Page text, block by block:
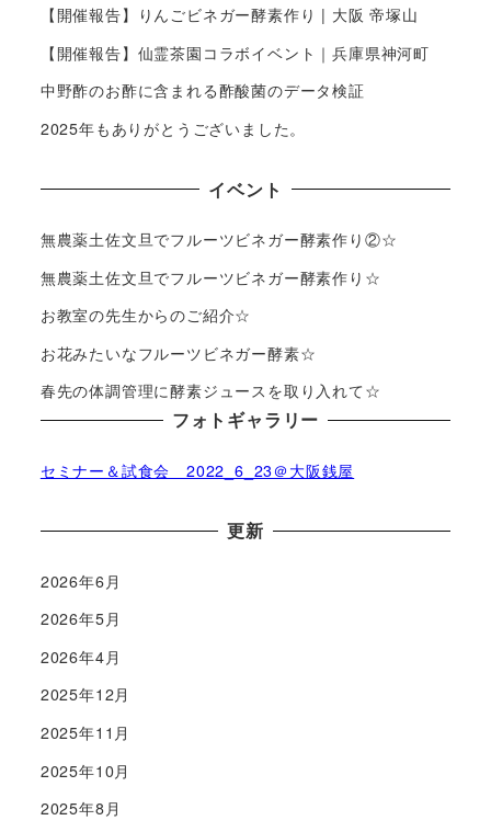
【開催報告】りんごビネガー酵素作り | 大阪 帝塚山
【開催報告】仙霊茶園コラボイベント｜兵庫県神河町
中野酢のお酢に含まれる酢酸菌のデータ検証
2025年もありがとうございました。
イベント
無農薬土佐文旦でフルーツビネガー酵素作り②☆
無農薬土佐文旦でフルーツビネガー酵素作り☆
お教室の先生からのご紹介☆
お花みたいなフルーツビネガー酵素☆
春先の体調管理に酵素ジュースを取り入れて☆
フォトギャラリー
セミナー＆試食会 2022_6_23＠大阪銭屋
更新
2026年6月
2026年5月
2026年4月
2025年12月
2025年11月
2025年10月
2025年8月